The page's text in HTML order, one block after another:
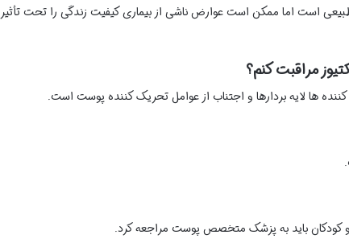
طبیعی است اما ممکن است عوارض ناشی از بیماری کیفیت زندگی را تحت تأثیر
مراقبت کنم؟
ها لایه بردارها و اجتناب از عوامل تحریک کننده پوست است.
و کودکان باید به پزشک متخصص پوست مراجعه کرد.